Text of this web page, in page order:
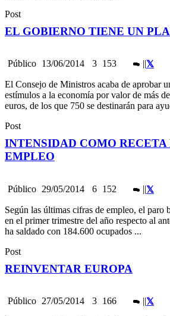
Post
EL GOBIERNO TIENE UN
Público 13/06/2014 3 153
El Consejo de Ministros acaba de aprobar
estímulos a la economía por valor de más
euros, de los que 750 se destinarán para
Post
INTENSIDAD COMO RECETA
EMPLEO
Público 29/05/2014 6 152 ||
Según las últimas cifras de empleo, el paro
en el primer trimestre del año respecto al
ha saldado con 184.600 ocupados ...
Post
REINVENTAR EUROPA
Público 27/05/2014 3 166 ||